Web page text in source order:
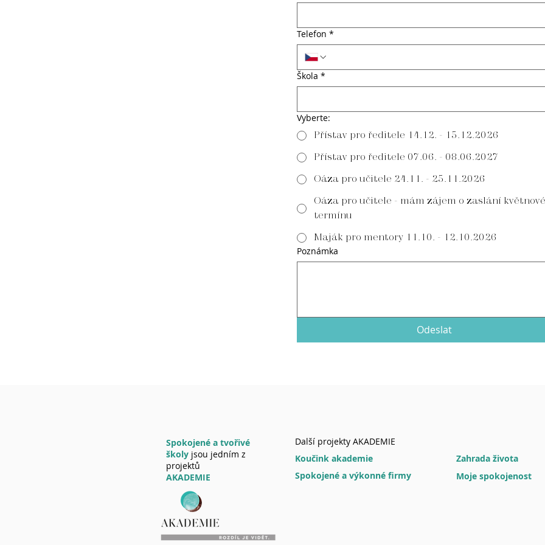
Telefon *
Škola *
Vyberte:
Přístav pro ředitele 14.12. - 15.12.2026
Přístav pro ředitele 07.06. - 08.06.2027
Oáza pro učitele 24.11. - 25.11.2026
Oáza pro učitele - mám zájem o zaslání
termínu
Maják pro mentory 11.10. - 12.10.2026
Poznámka
Odeslat
Spokojené a tvořivé
školy jsou jedním z
projektů
AKADEMIE
Další projekty AKADEMIE
Koučink akademie
Spokojené a výkonné firmy
Zahrada života
Moje spokojenost